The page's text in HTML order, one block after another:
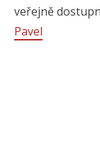
veřejně
Pavel